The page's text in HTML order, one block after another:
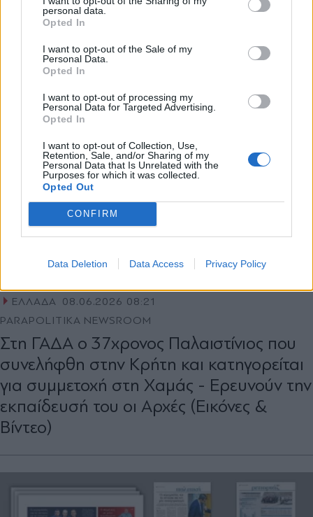
personal data.
Opted In
I want to opt-out of the Sale of my
Personal Data.
Opted In
I want to opt-out of processing my
Personal Data for Targeted Advertising.
Opted In
I want to opt-out of Collection, Use,
Retention, Sale, and/or Sharing of my
Personal Data that Is Unrelated with the
Purposes for which it was collected.
Opted Out
CONFIRM
Data Deletion Data Access Privacy Policy
της Χαμάς: Στην ομολογία του είπε ότι
προετοιμάζονταν ενέργειες και σε άλλες
ευρωπαϊκές χώρες (Ηχητικό)
ΕΛΛΑΔΑ 08.06.2026 08:21
PARAPOLITIKA NEWSROOM
Στη ΓΑΔΑ ο 37χρονος Παλαιστίνιος που
συνελήφθη στην Κρήτη και κατηγορείται
για συμμετοχή στη Χαμάς - Ερευνούν την
εκπαίδευσή του οι Αρχές (Εικόνες &
Βίντεο)
Αποδέχομαι τους
και την πολιτική απορρήτου
X